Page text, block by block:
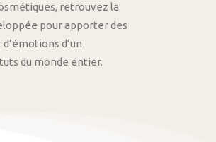
retrouvez la
pour apporter des
d’un
du monde entier.